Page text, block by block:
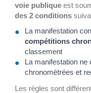
voie publique est
des 2 conditions
La manifestation
compétitions
classement
La manifestation
chronométrées et
Les règles sont